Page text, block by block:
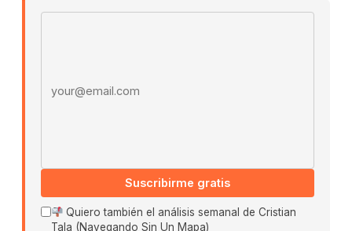
Suscribirme gratis
Quiero también el análisis semanal de Cristian
Tala (Navegando Sin Un Mapa)
Buscar: